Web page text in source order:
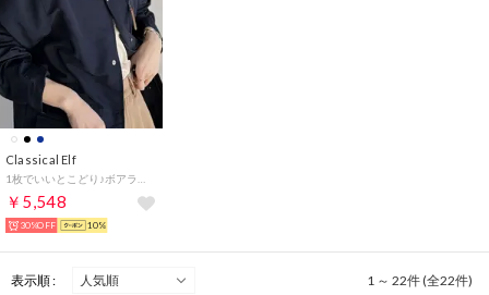
Classical Elf
￥5,548
30%OFF 10%
表示順 : 1 ～ 22件 (全22件)